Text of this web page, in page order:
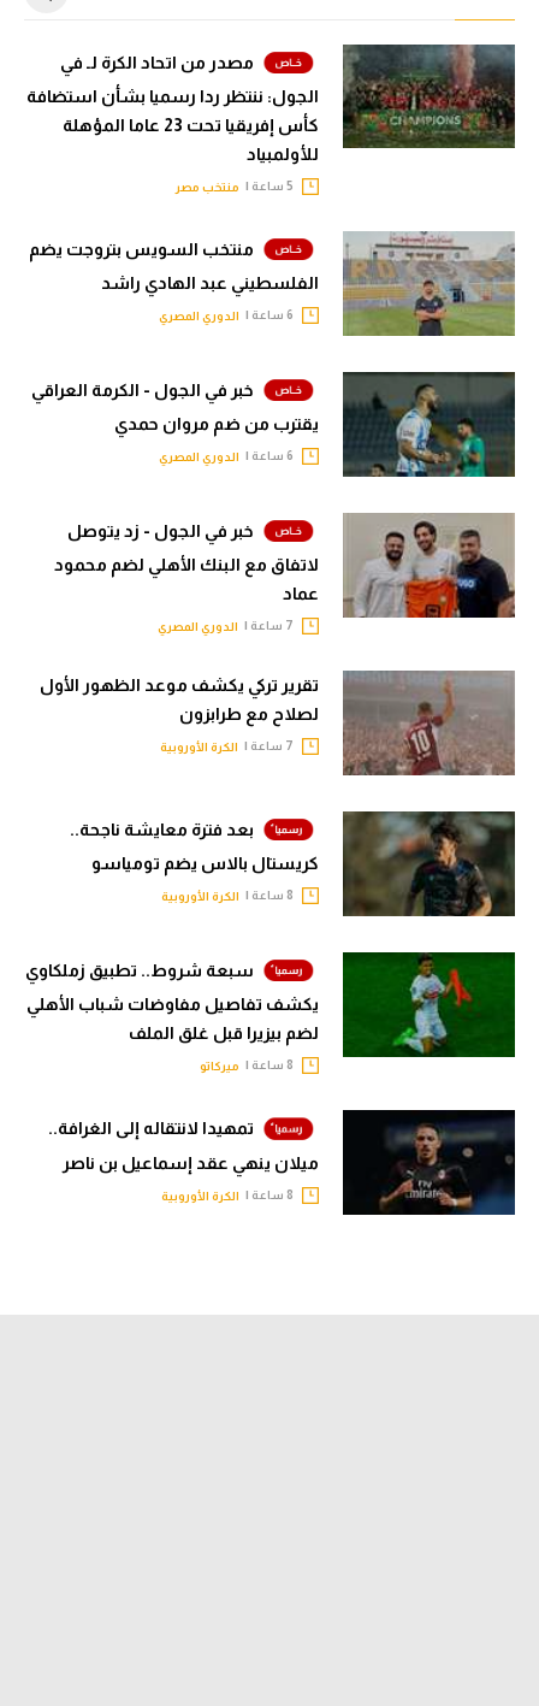
مصدر من اتحاد الكرة لـ في
الجول: ننتظر ردا رسميا بشأن استضافة
كأس إفريقيا تحت 23 عاما المؤهلة
للأولمبياد
منتخب مصر
منتخب السويس بتروجت يضم
الفلسطيني عبد الهادي راشد
الدوري المصري
خبر في الجول - الكرمة العراقي
يقترب من ضم مروان حمدي
الدوري المصري
خبر في الجول - زد يتوصل
لاتفاق مع البنك الأهلي لضم محمود
عماد
الدوري المصري
تقرير تركي يكشف موعد الظهور الأول
لصلاح مع طرابزون
الكرة الأوروبية
بعد فترة معايشة ناجحة..
كريستال بالاس يضم تومياسو
الكرة الأوروبية
سبعة شروط.. تطبيق زملكاوي
يكشف تفاصيل مفاوضات شباب الأهلي
لضم بيزيرا قبل غلق الملف
ميركاتو
تمهيدا لانتقاله إلى الغرافة..
ميلان ينهي عقد إسماعيل بن ناصر
الكرة الأوروبية